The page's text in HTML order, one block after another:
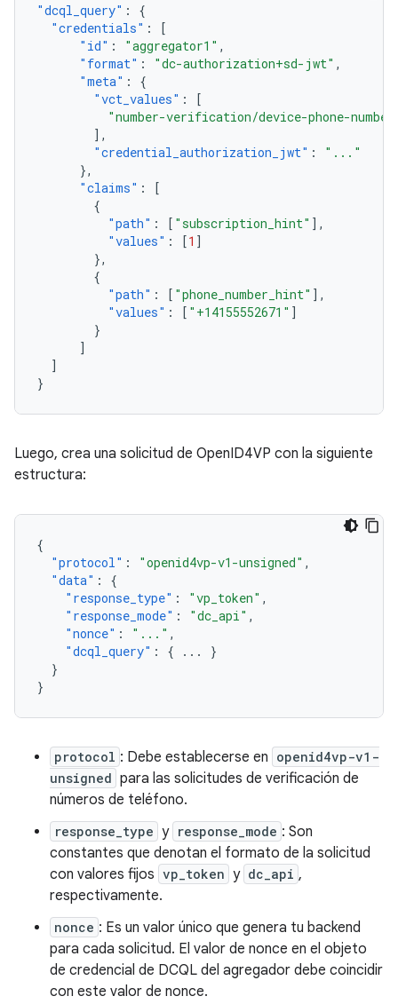
"dcql_query" :
{
"credentials" :
[
"id" : "aggregator1" ,
"format" : "dc-authorization+sd-jwt" ,
"meta" :
{
"vct_values" :
[
"number-verification/device-phone-
],
"credential_authorization_jwt" :
"..."
},
"claims" :
[
{
"path" : [ "subscription_hint" ],
"values" : [1 ]
},
{
"path" : [ "phone_number_hint" ],
"values" : [ "+14155552671" ]
}
]
]
}
Luego, crea una solicitud de OpenID4VP con la siguiente
estructura:
{
"protocol" : "openid4vp-v1-unsigned" ,
"data" :
{
"response_type" : "vp_token" ,
"response_mode" : "dc_api" ,
"nonce" : "..." ,
"dcql_query" : { ...
}
}
}
protocol : Debe establecerse en openid4vp-v1-
unsigned para las solicitudes de verificación de
números de teléfono.
response_type y response_mode : Son
constantes que denotan el formato de la solicitud
con valores fijos vp_token y dc_api ,
respectivamente.
nonce : Es un valor único que genera tu backend
para cada solicitud. El valor de nonce en el objeto
de credencial de DCQL del agregador debe coincidir
con este valor de nonce.